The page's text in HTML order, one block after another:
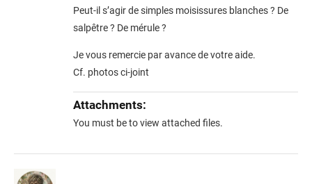
Peut-il s’agir de simples moisissures blanches ? De
salpêtre ? De mérule ?
Je vous remercie par avance de votre aide.
Cf. photos ci-joint
Attachments:
You must beto view attached files.